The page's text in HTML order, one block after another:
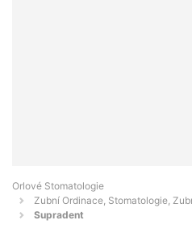
Orlové Stomatologie
Zubní Ordinace, Stomatologie,
Supradent